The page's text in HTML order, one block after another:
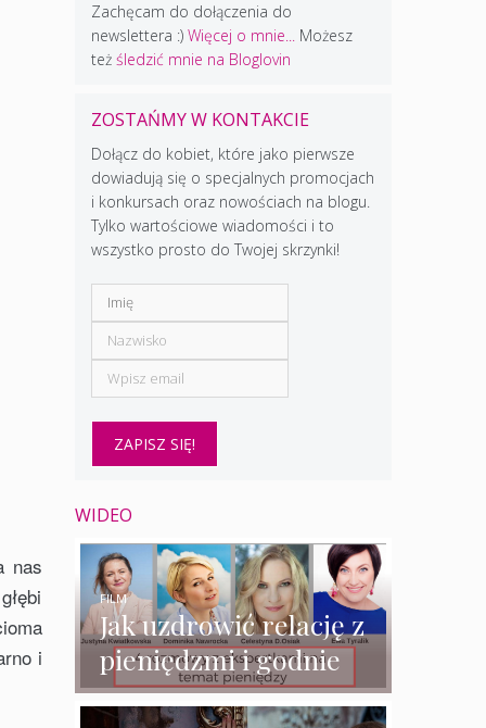
nas
i
Zachęcam do dołączenia do
newslettera :) Więcej o mnie...Możesz
też śledzić mnie na Bloglovin
ZOSTAŃMY W KONTAKCIE
Dołącz do kobiet, które jako pierwsze
dowiadują się o specjalnych promocjach
i konkursach oraz nowościach na blogu.
Tylko wartościowe wiadomości i to
wszystko prosto do Twojej skrzynki!
WIDEO
Jak uzdrowić relację z
pieniędzmi i godnie
zarabiać? – 4
FILM